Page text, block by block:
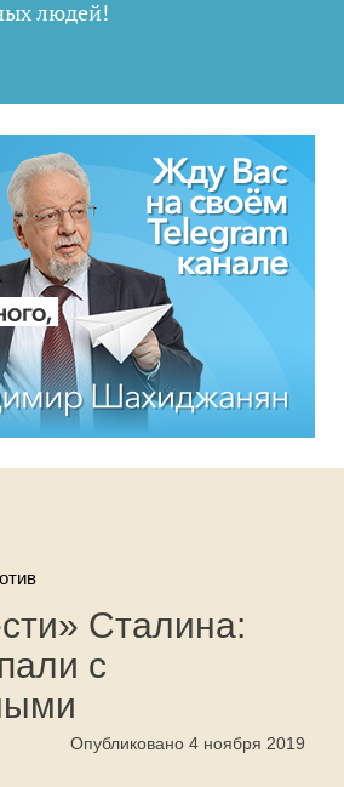
людей!
Сталина:
с
Опубликовано 4 ноября 2019